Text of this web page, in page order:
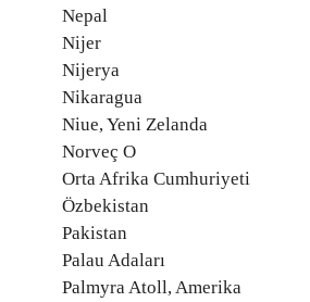
Nepal
Nijer
Nijerya
Nikaragua
Niue, Yeni Zelanda
Norveç O
Orta Afrika Cumhuriyeti
Özbekistan
Pakistan
Palau Adaları
Palmyra Atoll, Amerika